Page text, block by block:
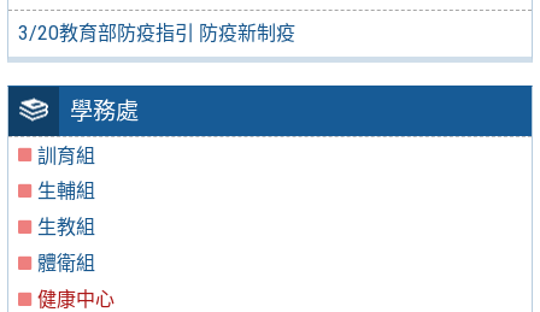
3/20教育部防疫指引 防疫新制疫
學務處
訓育組
生輔組
生教組
體衛組
健康中心